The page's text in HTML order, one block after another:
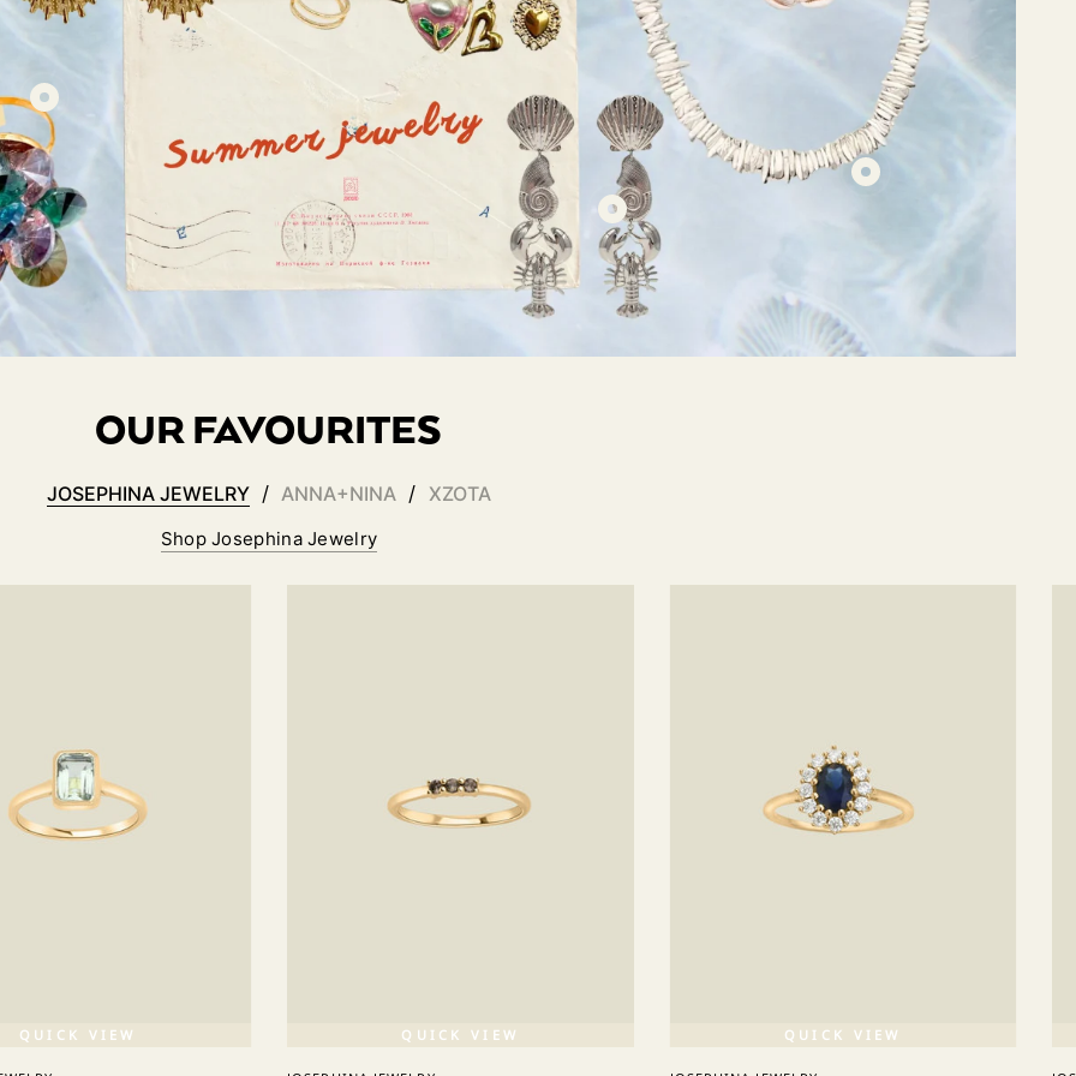
€22,95
OUR FAVOURITES
JOSEPHINA JEWELRY / ANNA+NINA / XZOTA
Shop Josephina Jewelry
QUICK VIEW QUICK VIEW QUICK VIEW